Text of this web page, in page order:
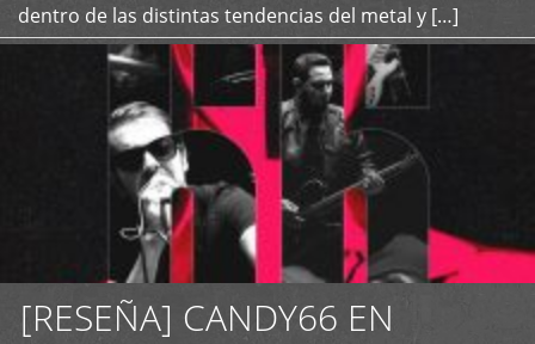
dentro de las distintas tendencias del metal y […]
[RESEÑA] CANDY66 EN